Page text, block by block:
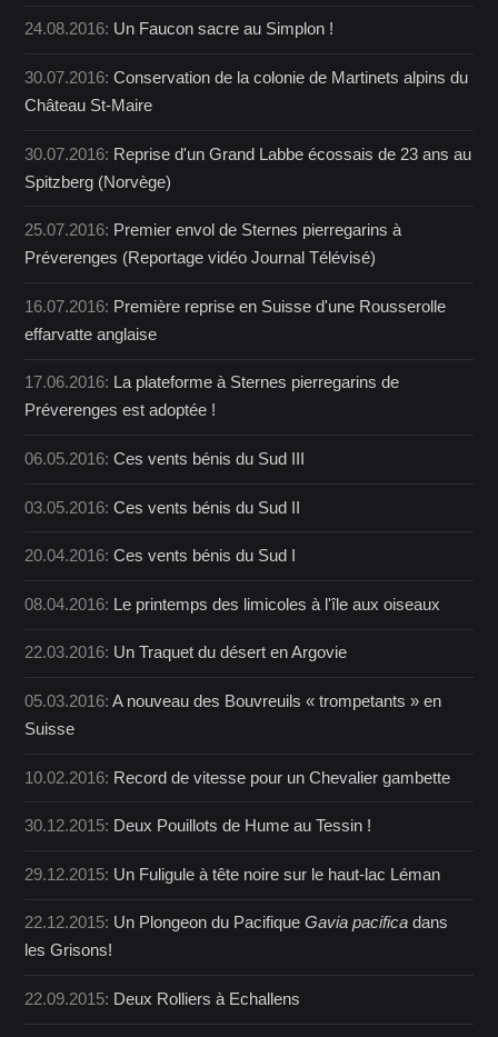
24.08.2016: Un Faucon sacre au Simplon !
30.07.2016:Conservation de la colonie de Martinets alpins du
Château St-Maire
30.07.2016: Reprise d'un Grand Labbe écossais de 23 ans au
Spitzberg (Norvège)
25.07.2016: Premier envol de Sternes pierregarins à
Préverenges (Reportage vidéo Journal Télévisé)
16.07.2016: Première reprise en Suisse d'une Rousserolle
effarvatte anglaise
17.06.2016: La plateforme à Sternes pierregarins de
Préverenges est adoptée !
06.05.2016:Ces vents bénis du Sud III
03.05.2016:Ces vents bénis du Sud II
20.04.2016:Ces vents bénis du Sud I
08.04.2016: Le printemps des limicoles à l'île aux oiseaux
22.03.2016: Un Traquet du désert en Argovie
05.03.2016:A nouveau des Bouvreuils « trompetants » en
Suisse
10.02.2016: Record de vitesse pour un Chevalier gambette
30.12.2015: Deux Pouillots de Hume au Tessin !
29.12.2015: Un Fuligule à tête noire sur le haut-lac Léman
22.12.2015: Un Plongeon du PacifiqueGavia pacifica dans
les Grisons!
22.09.2015: Deux Rolliers à Echallens